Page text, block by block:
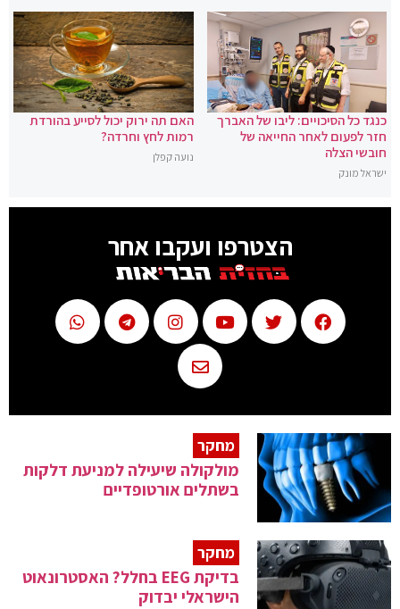
כנגד כל הסיכויים: ליבו של האברך
חזר לפעום לאחר החייאה של
חובשי הצלה
ישראל מונק
האם תה ירוק יכול לסייע בהורדת
רמות לחץ וחרדה?
נועה קפלן
הצטרפו ועקבו אחר
מחקר
מולקולה שיעילה למניעת דלקות
בשתלים אורטופדיים
מחקר
בדיקת EEG בחלל? האסטרונאוט
הישראלי יבדוק